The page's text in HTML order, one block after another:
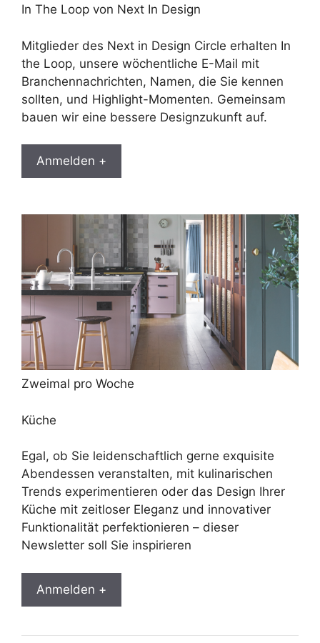
In The Loop von Next In Design
Mitglieder des Next in Design Circle erhalten In
the Loop, unsere wöchentliche E-Mail mit
Branchennachrichten, Namen, die Sie kennen
sollten, und Highlight-Momenten. Gemeinsam
bauen wir eine bessere Designzukunft auf.
Anmelden +
Zweimal pro Woche
Küche
Egal, ob Sie leidenschaftlich gerne exquisite
Abendessen veranstalten, mit kulinarischen
Trends experimentieren oder das Design Ihrer
Küche mit zeitloser Eleganz und innovativer
Funktionalität perfektionieren – dieser
Newsletter soll Sie inspirieren
Anmelden +